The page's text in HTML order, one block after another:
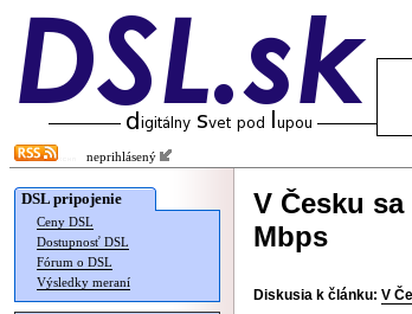
neprihlásený
DSL pripojenie
Ceny DSL
Dostupnosť DSL
Fórum o DSL
Výsledky meraní
V Česku
Mbps
Diskusia k článku: V